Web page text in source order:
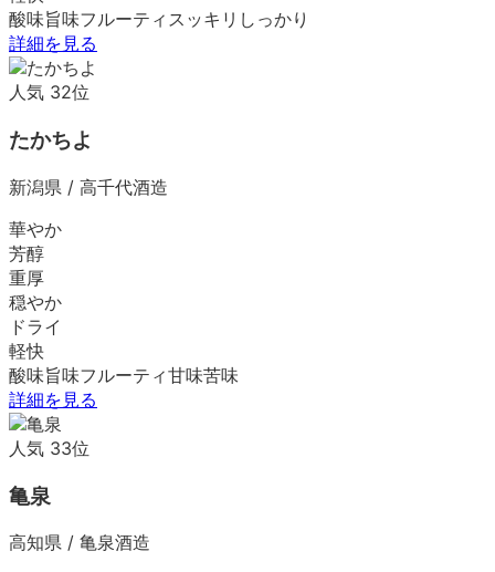
酸味旨味フルーティ スッキリ しっかり
詳細を見る
人気 32位
たかちよ
新潟県 / 高千代酒造
華やか
芳醇
重厚
穏やか
ドライ
軽快
酸味旨味フルーティ甘味苦味
詳細を見る
人気 33位
亀泉
高知県 / 亀泉酒造